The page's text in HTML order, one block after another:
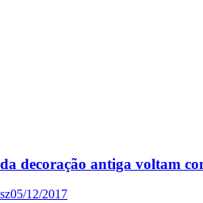
da decoração antiga voltam
05/12/2017